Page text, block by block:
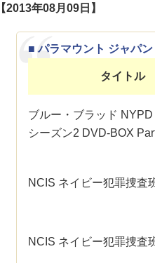
【2013年08月09日】
■ パラマウント ジャパン
タイトル
ブルー・ブラッド
シーズン2 DVD-BOX
NCIS ネイビー犯罪捜査
NCIS ネイビー犯罪捜査